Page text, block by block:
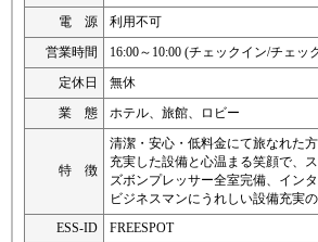
電 源
利用不可
営業時間
16:00～10:00 (チェックイン/チェッ
定休日
無休
業 態
ホテル、旅館、ロビー
特 徴
清潔・安心・低料金にて旅なれた
充実した設備と心温まる笑顔で、
ズボンプレッサー全室完備、イン
ビジネスマンにうれしい設備充実の
ESS-ID
FREESPOT